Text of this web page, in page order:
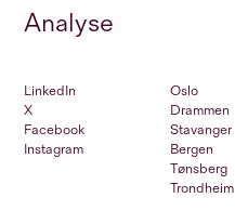
Analyse
LinkedIn
X
Facebook
Instagram
Oslo
Drammen
Stavanger
Bergen
Tønsberg
Trondheim